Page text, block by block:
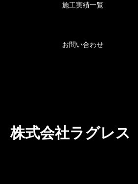
施工実績一覧
お問い合わせ
株式会社ラグレス